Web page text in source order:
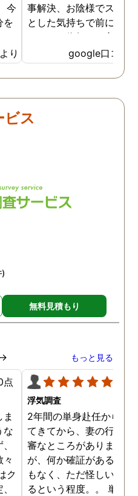
今
を
証
て
体
…
り
事解決、お陰様でスッキ
とした気持ちで前に進め
います。依頼して良かっ
です、ありがとうござい
した。
google口コミ
ビス
無料見積もり
もっと見る
点
な
々
ク
浮気調査
2年間の単身赴任から帰
てきてから、妻の行動に
審なところがありました
が、何か確証があるわけ
もなく、ただ怪しい気が
るという程度。。 単身